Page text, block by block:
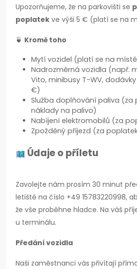
Upozorňujeme, že na parkovišti se
poplatek ve výši 5 € (platí se na
🍵 Kromě toho
Mytí vozidel (platí se na
Nadrozměrná vozidla (např.
Vito, minibusy T-WV,
€)
Služba doplňování paliva (za
náklady na palivo)
Nabíjení elektromobilů (za
Zpožděný příjezd (za
Údaje o příletu
Zavolejte nám prosím 30 minut
letiště na číslo +49 15783220998,
že vše proběhne hladce. Na váš
u terminálu.
Předání vozidla
Naši zaměstnanci vás přivítají